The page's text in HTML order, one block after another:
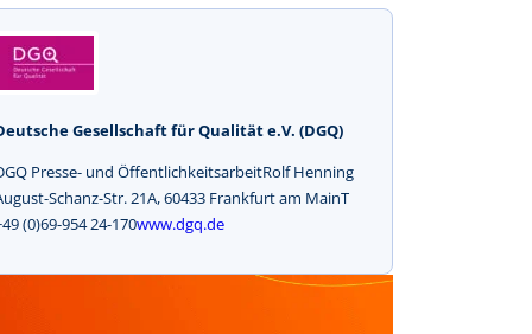
Gesellschaft für Qualität e.V. (DGQ)
Presse- und ÖffentlichkeitsarbeitRolf Henning
Schanz-Str. 21A, 60433 Frankfurt am MainT
(0)69-954 24-170www.dgq.de